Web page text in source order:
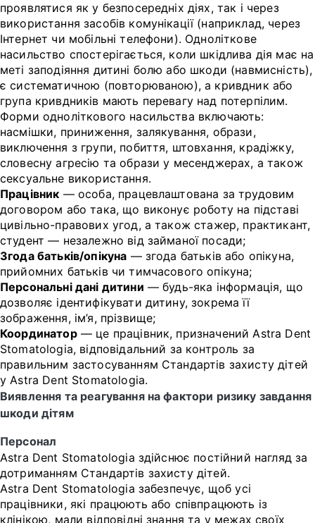
проявлятися як у безпосередніх діях, так і через
використання засобів комунікації (наприклад, через
Інтернет чи мобільні телефони). Одноліткове
насильство спостерігається, коли шкідлива дія має на
меті заподіяння дитині болю або шкоди (навмисність),
є систематичною (повторюваною), а кривдник або
група кривдників мають перевагу над потерпілим.
Форми одноліткового насильства включають:
насмішки, приниження, залякування, образи,
виключення з групи, побиття, штовхання, крадіжку,
словесну агресію та образи у месенджерах, а також
сексуальне використання.
Працівник — особа, працевлаштована за трудовим
договором або така, що виконує роботу на підставі
цивільно-правових угод, а також стажер, практикант,
студент — незалежно від займаної посади;
Згода батьків/опікуна — згода батьків або опікуна,
прийомних батьків чи тимчасового опікуна;
Персональні дані дитини — будь-яка інформація, що
дозволяє ідентифікувати дитину, зокрема її
зображення, ім’я, прізвище;
Координатор— це працівник, призначений Astra Dent
Stomatologia, відповідальний за контроль за
правильним застосуванням Стандартів захисту дітей
у Astra Dent Stomatologia.
Виявлення та реагування на фактори ризику завдання
шкоди дітям
Персонал
Astra Dent Stomatologia здійснює постійний нагляд за
дотриманням Стандартів захисту дітей.
Astra Dent Stomatologia забезпечує, щоб усі
працівники, які працюють або співпрацюють із
клінікою, мали відповідні знання та у межах своїх